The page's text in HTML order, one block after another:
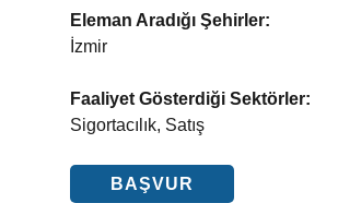
Eleman Aradığı Şehirler:
İzmir
Faaliyet Gösterdiği Sektörler:
Sigortacılık, Satış
BAŞVUR